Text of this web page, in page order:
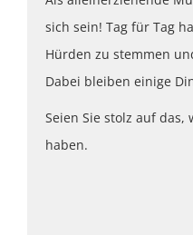
sich sein! Tag für Tag
Hürden zu stemmen
Dabei bleiben einige
Seien Sie stolz auf das,
haben.